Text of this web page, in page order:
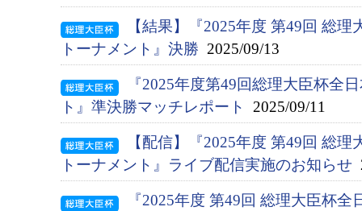
【結果】『2025年度 第49回 総
トーナメント』決勝 2025/09/13
『2025年度第49回総理大臣杯全
ト』準決勝マッチレポート
2025/09/11
【配信】『2025年度 第49回 総
トーナメント』ライブ配信実施のお知らせ
『2025年度 第49回 総理大臣杯